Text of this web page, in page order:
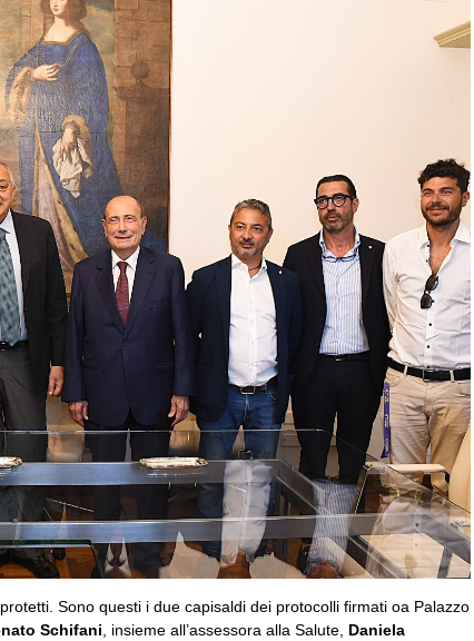
Sono questi i due capisaldi dei protocolli firmati oa Palazzo
Schifani, insieme all’assessora alla Salute, Daniela